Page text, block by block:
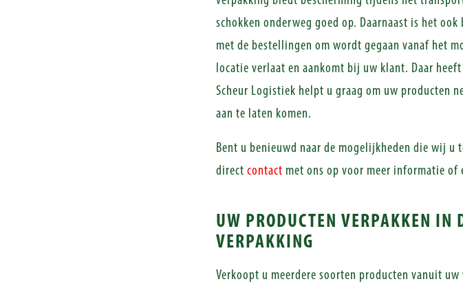
schokken onderweg goed op. Daarnaast is het
met de bestellingen om wordt gegaan vanaf het
locatie verlaat en aankomt bij uw klant. Daar
Scheur Logistiek helpt u graag om uw producten
aan te laten komen.
Bent u benieuwd naar de mogelijkheden die wij u
direct contact met ons op voor meer informatie of
UW PRODUCTEN VERPAKKEN IN
VERPAKKING
Verkoopt u meerdere soorten producten vanuit